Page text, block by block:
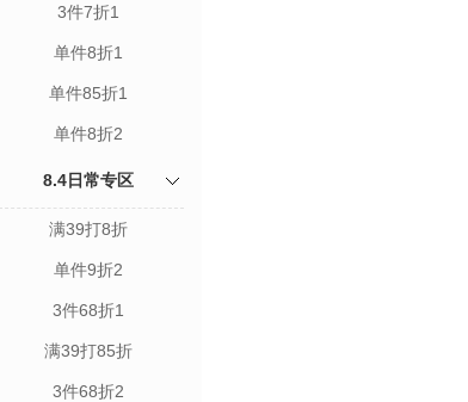
3件7折1
单件8折1
单件85折1
单件8折2
8.4日常专区
满39打8折
单件9折2
3件68折1
满39打85折
3件68折2